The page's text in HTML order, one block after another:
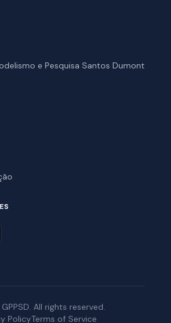
e Pesquisa Santos Dumont
GPPSD. All rights reserved.
PolicyTerms of Service